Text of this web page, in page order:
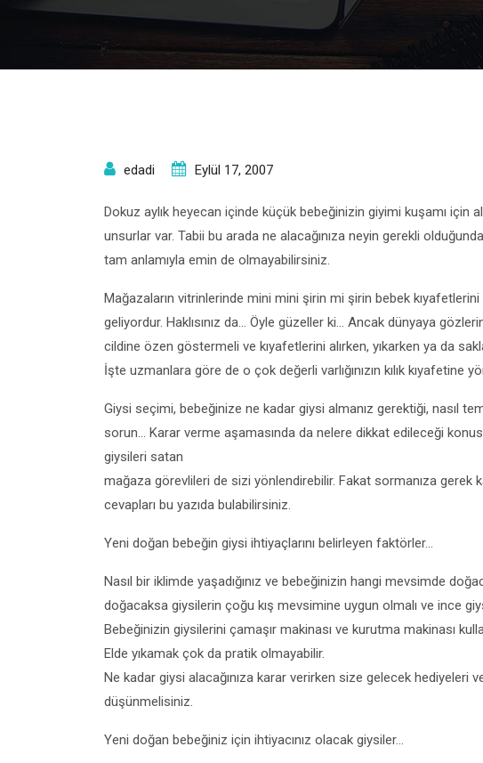
edadi Eylül 17, 2007
Dokuz aylık heyecan içinde küçük bebeğinizin giyimi kuşamı için
unsurlar var. Tabii bu arada ne alacağınıza neyin gerekli
tam anlamıyla emin de olmayabilirsiniz.
Mağazaların vitrinlerinde mini mini şirin mi şirin bebek
geliyordur. Haklısınız da… Öyle güzeller ki… Ancak dünyaya
cildine özen göstermeli ve kıyafetlerini alırken, yıkarken ya da
İşte uzmanlara göre de o çok değerli varlığınızın kılık
Giysi seçimi, bebeğinize ne kadar giysi almanız gerektiği, nasıl
sorun… Karar verme aşamasında da nelere dikkat edileceği
giysileri satan
mağaza görevlileri de sizi yönlendirebilir. Fakat sormanıza gerek
cevapları bu yazıda bulabilirsiniz.
Yeni doğan bebeğin giysi ihtiyaçlarını belirleyen faktörler…
Nasıl bir iklimde yaşadığınız ve bebeğinizin hangi mevsimde
doğacaksa giysilerin çoğu kış mevsimine uygun olmalı ve ince
Bebeğinizin giysilerini çamaşır makinası ve kurutma makinası
Elde yıkamak çok da pratik olmayabilir.
Ne kadar giysi alacağınıza karar verirken size gelecek hediyeleri
düşünmelisiniz.
Yeni doğan bebeğiniz için ihtiyacınız olacak giysiler…